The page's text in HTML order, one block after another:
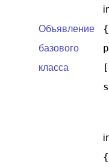
Объявление
базового
класса